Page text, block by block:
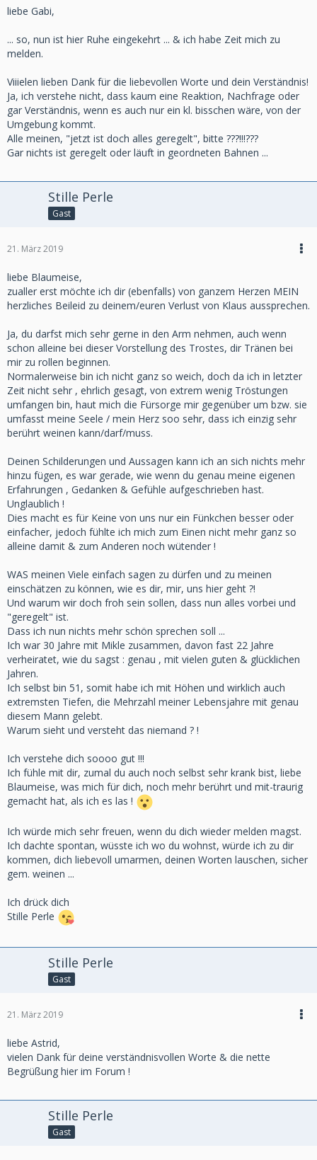
liebe Gabi,
... so, nun ist hier Ruhe eingekehrt ... & ich habe Zeit mich zu
melden.
Viiielen lieben Dank für die liebevollen Worte und dein Verständnis!
Ja, ich verstehe nicht, dass kaum eine Reaktion, Nachfrage oder
gar Verständnis, wenn es auch nur ein kl. bisschen wäre, von der
Umgebung kommt.
Alle meinen, "jetzt ist doch alles geregelt", bitte ???!!!???
Gar nichts ist geregelt oder läuft in geordneten Bahnen ...
Stille Perle
Gast
21. März 2019
liebe Blaumeise,
zualler erst möchte ich dir (ebenfalls) von ganzem Herzen MEIN
herzliches Beileid zu deinem/euren Verlust von Klaus aussprechen.
Ja, du darfst mich sehr gerne in den Arm nehmen, auch wenn
schon alleine bei dieser Vorstellung des Trostes, dir Tränen bei
mir zu rollen beginnen.
Normalerweise bin ich nicht ganz so weich, doch da ich in letzter
Zeit nicht sehr , ehrlich gesagt, von extrem wenig Tröstungen
umfangen bin, haut mich die Fürsorge mir gegenüber um bzw. sie
umfasst meine Seele / mein Herz soo sehr, dass ich einzig sehr
berührt weinen kann/darf/muss.
Deinen Schilderungen und Aussagen kann ich an sich nichts mehr
hinzu fügen, es war gerade, wie wenn du genau meine eigenen
Erfahrungen , Gedanken & Gefühle aufgeschrieben hast.
Unglaublich !
Dies macht es für Keine von uns nur ein Fünkchen besser oder
einfacher, jedoch fühlte ich mich zum Einen nicht mehr ganz so
alleine damit & zum Anderen noch wütender !
WAS meinen Viele einfach sagen zu dürfen und zu meinen
einschätzen zu können, wie es dir, mir, uns hier geht ?!
Und warum wir doch froh sein sollen, dass nun alles vorbei und
"geregelt" ist.
Dass ich nun nichts mehr schön sprechen soll ...
Ich war 30 Jahre mit Mikle zusammen, davon fast 22 Jahre
verheiratet, wie du sagst : genau , mit vielen guten & glücklichen
Jahren.
Ich selbst bin 51, somit habe ich mit Höhen und wirklich auch
extremsten Tiefen, die Mehrzahl meiner Lebensjahre mit genau
diesem Mann gelebt.
Warum sieht und versteht das niemand ? !
Ich verstehe dich soooo gut !!!
Ich fühle mit dir, zumal du auch noch selbst sehr krank bist, liebe
Blaumeise, was mich für dich, noch mehr berührt und mit-traurig
gemacht hat, als ich es las !
Ich würde mich sehr freuen, wenn du dich wieder melden magst.
Ich dachte spontan, wüsste ich wo du wohnst, würde ich zu dir
kommen, dich liebevoll umarmen, deinen Worten lauschen, sicher
gem. weinen ...
Ich drück dich
Stille Perle
Stille Perle
Gast
21. März 2019
liebe Astrid,
vielen Dank für deine verständnisvollen Worte & die nette
Begrüßung hier im Forum !
Stille Perle
Gast